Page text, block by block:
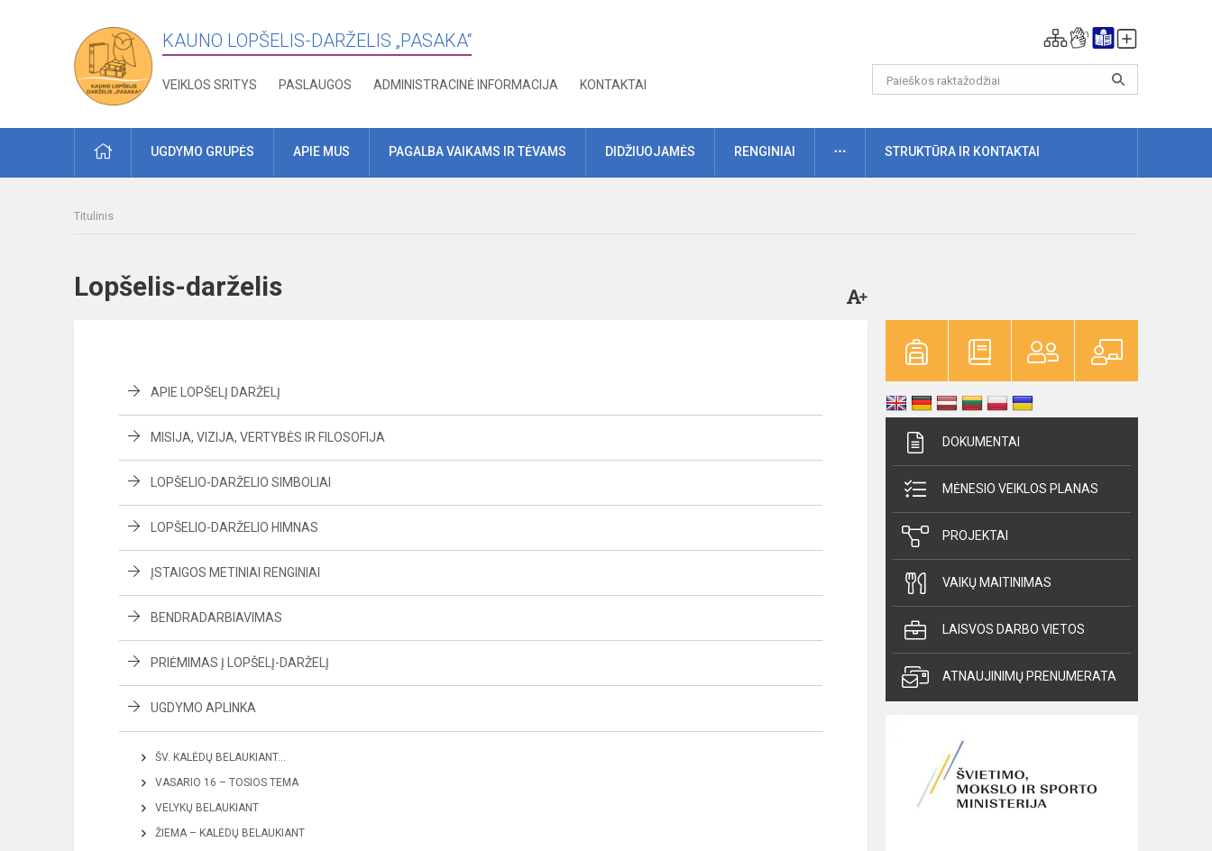
KAUNO LOPŠELIS-DARŽELIS „PASAKA“
VEIKLOS SRITYS PASLAUGOS ADMINISTRACINĖ INFORMACIJA KONTAKTAI
PRADŽIAUGDYMO GRUPĖS APIE MUS PAGALBA VAIKAMS IR TĖVAMS DIDŽIUOJAMĖS RENGINIAI DAUGIAUSTRUKTŪRA IR KONTAKTAI
Titulinis
Lopšelis-darželis
APIE LOPŠELĮ DARŽELĮ
MISIJA, VIZIJA, VERTYBĖS IR FILOSOFIJA
LOPŠELIO-DARŽELIO SIMBOLIAI
LOPŠELIO-DARŽELIO HIMNAS
ĮSTAIGOS METINIAI RENGINIAI
BENDRADARBIAVIMAS
PRIĖMIMAS Į LOPŠELĮ-DARŽELĮ
UGDYMO APLINKA
ŠV. KALĖDŲ BELAUKIANT…
VASARIO 16 – TOSIOS TEMA
VELYKŲ BELAUKIANT
ŽIEMA – KALĖDŲ BELAUKIANT
DOKUMENTAI
MĖNESIO VEIKLOS PLANAS
PROJEKTAI
VAIKŲ MAITINIMAS
LAISVOS DARBO VIETOS
ATNAUJINIMŲ PRENUMERATA